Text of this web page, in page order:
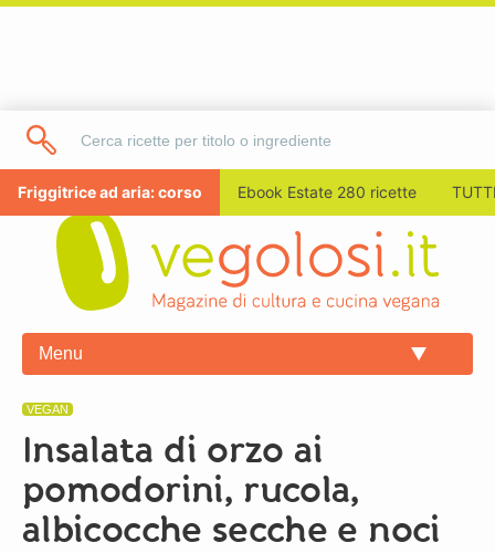
Friggitrice ad aria: corso Ebook Estate 280 ricette
Menu
VEGAN
Insalata di orzo ai
pomodorini, rucola,
albicocche secche e noci